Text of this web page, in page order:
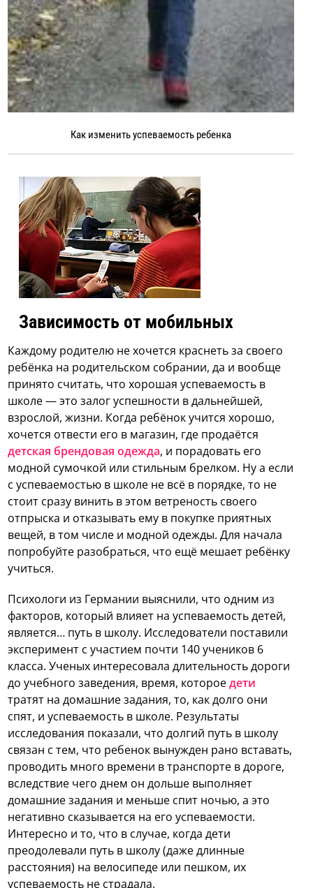
Как изменить успеваемость ребенка
Зависимость от мобильных
Каждому родителю не хочется краснеть за своего
ребёнка на родительском собрании, да и вообще
принято считать, что хорошая успеваемость в
школе — это залог успешности в дальнейшей,
взрослой, жизни. Когда ребёнок учится хорошо,
хочется отвести его в магазин, где продаётся
детская брендовая одежда, и порадовать его
модной сумочкой или стильным брелком. Ну а если
с успеваемостью в школе не всё в порядке, то не
стоит сразу винить в этом ветреность своего
отпрыска и отказывать ему в покупке приятных
вещей, в том числе и модной одежды. Для начала
попробуйте разобраться, что ещё мешает ребёнку
учиться.
Психологи из Германии выяснили, что одним из
факторов, который влияет на успеваемость детей,
является… путь в школу. Исследователи поставили
эксперимент с участием почти 140 учеников 6
класса. Ученых интересовала длительность дороги
до учебного заведения, время, котороедети
тратят на домашние задания, то, как долго они
спят, и успеваемость в школе. Результаты
исследования показали, что долгий путь в школу
связан с тем, что ребенок вынужден рано вставать,
проводить много времени в транспорте в дороге,
вследствие чего днем он дольше выполняет
домашние задания и меньше спит ночью, а это
негативно сказывается на его успеваемости.
Интересно и то, что в случае, когда дети
преодолевали путь в школу (даже длинные
расстояния) на велосипеде или пешком, их
успеваемость не страдала.